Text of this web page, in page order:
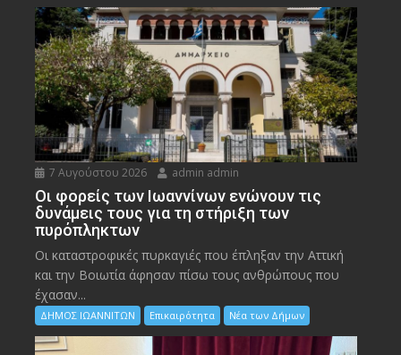
7 Αυγούστου 2026 admin admin
Οι φορείς των Ιωαννίνων ενώνουν τις
δυνάμεις τους για τη στήριξη των
πυρόπληκτων
Οι καταστροφικές πυρκαγιές που έπληξαν την Αττική
και την Bοιωτία άφησαν πίσω τους ανθρώπους που
έχασαν...
ΔΗΜΟΣ ΙΩΑΝΝΙΤΩΝ Επικαιρότητα Νέα των Δήμων